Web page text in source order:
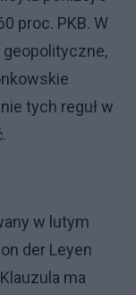
proc. PKB. W
tych reguł w
w lutym
der Leyen
ma